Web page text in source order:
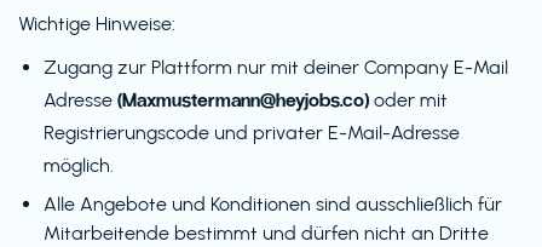
Wichtige Hinweise:
Zugang zur Plattform nur mit deiner Company E-Mail
Adresse (Maxmustermann@heyjobs.co) oder mit
Registrierungscode und privater E-Mail-Adresse
möglich.
Alle Angebote und Konditionen sind ausschließlich für
Mitarbeitende bestimmt und dürfen nicht an Dritte